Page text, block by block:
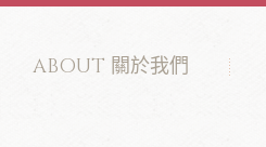
ABOUT 關於我們